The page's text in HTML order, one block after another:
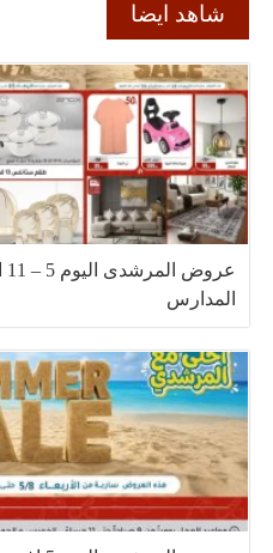
شاهد ايضا
المدارس